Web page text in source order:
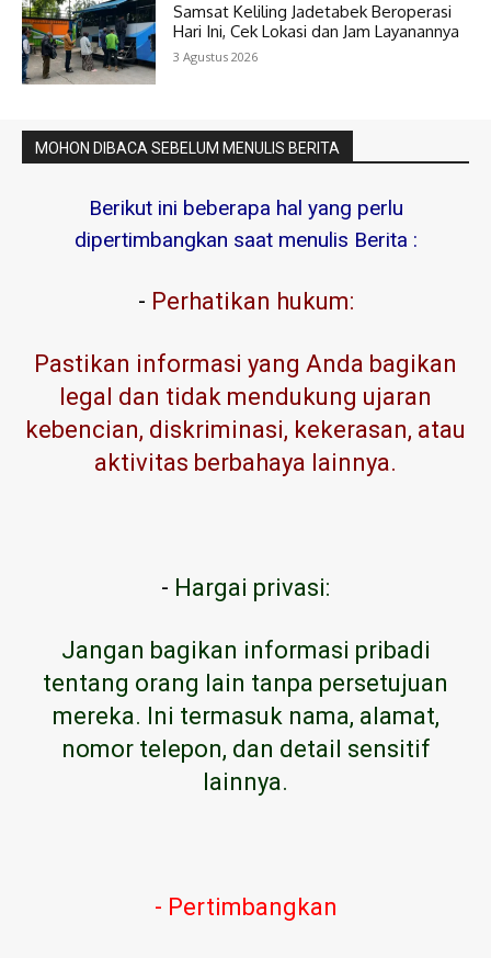
Samsat Keliling Jadetabek Beroperasi
Hari Ini, Cek Lokasi dan Jam Layanannya
3 Agustus 2026
MOHON DIBACA SEBELUM MENULIS BERITA
Berikut ini beberapa hal yang perlu
dipertimbangkan saat menulis Berita :
- Perhatikan hukum:
Pastikan informasi yang Anda bagikan
legal dan tidak mendukung ujaran
kebencian, diskriminasi, kekerasan, atau
aktivitas berbahaya lainnya.
- Hargai privasi:
Jangan bagikan informasi pribadi
tentang orang lain tanpa persetujuan
mereka. Ini termasuk nama, alamat,
nomor telepon, dan detail sensitif
lainnya.
- Pertimbangkan